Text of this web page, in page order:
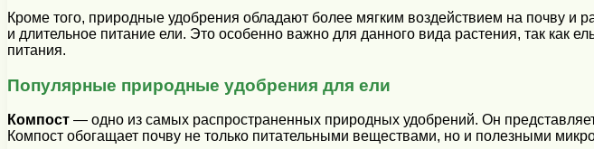
Кроме того, природные удобрения обладают более мягким воздействием на почву
и длительное питание ели. Это особенно важно для данного вида растения, так
питания.
Популярные природные удобрения для ели
Компост — одно из самых распространенных природных удобрений. Он
Компост обогащает почву не только питательными веществами, но и полезными